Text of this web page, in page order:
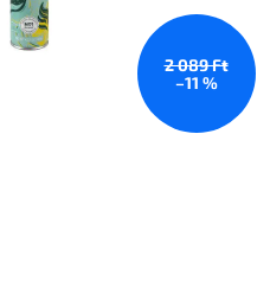
2 089 Ft
–11 %